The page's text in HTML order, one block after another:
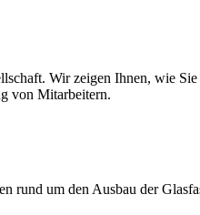
Wir zeigen Ihnen, wie
von Mitarbeitern.
rund um den Ausbau der